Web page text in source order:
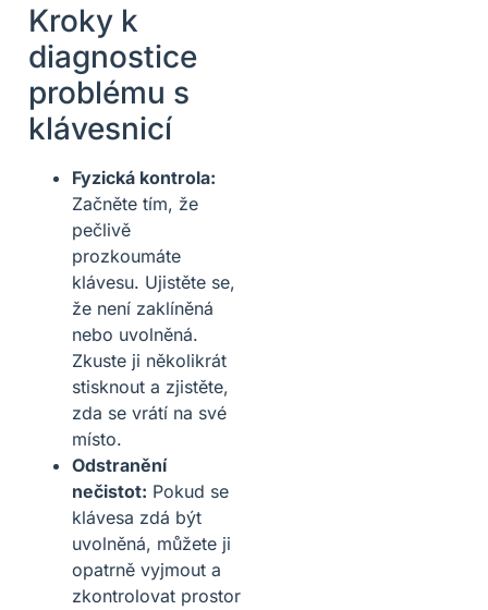
Kroky k
diagnostice
problému s
klávesnicí
Fyzická kontrola:
Začněte tím, že
pečlivě
prozkoumáte
klávesu. Ujistěte se,
že není zaklíněná
nebo uvolněná.
Zkuste ji několikrát
stisknout a zjistěte,
zda se vrátí na své
místo.
Odstranění
nečistot: Pokud se
klávesa zdá být
uvolněná, můžete ji
opatrně vyjmout a
zkontrolovat prostor